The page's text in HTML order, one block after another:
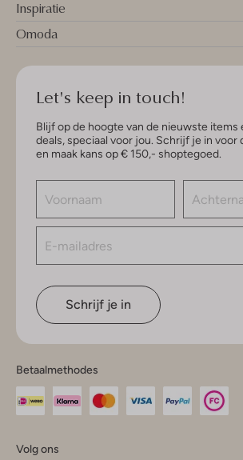
Inspiratie
Omoda
Let's keep in touch!
Blijf op de hoogte van de nieuwste items
deals, speciaal voor jou. Schrijf je in voor
en maak kans op € 150,- shoptegoed.
Schrijf je in
Betaalmethodes
Volg ons